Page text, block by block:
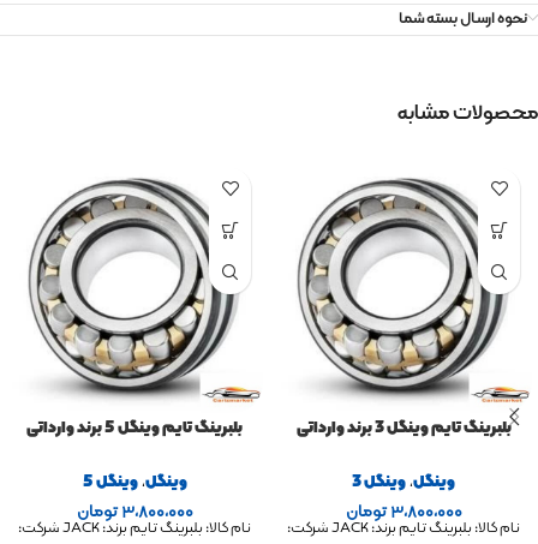
نحوه ارسال بسته شما
محصولات مشابه
بلبرینگ تایم وینگل 3 برند وارداتی
وینگل,وینگل 3
۳,۸۰۰,۰۰۰ تومان
نام کالا: بلبرینگ تایم برند: JACK شرکت:
بلبرینگ تایم وینگل 5 برند وارداتی
وینگل,وینگل 5
۳,۸۰۰,۰۰۰ تومان
نام کالا: بلبرینگ تایم برند: JACK شرکت: